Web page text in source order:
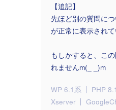
【追記】
先ほど別の質問に
が正常に表示されて
もしかすると、こ
れませんm(_ _)m
WP 6.1系 PHP 8.1
Xserver